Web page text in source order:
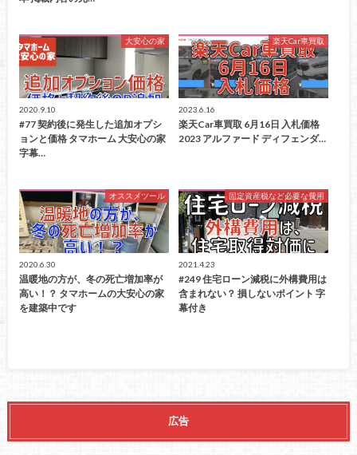
大安心の家
2020.9.10
#77 契約後に発生した追加オプシ
ョンと価格 タマホーム 大安心の家
字幕…
楽天Car車買取
2023.6.16
楽天Car車買取 6月16日 入札価格
2023 アルファード ディフェンダ…
オススメツール
2020.6.30
温暖地の方が、冬の死亡増加率が
高い！？ タマホームの大安心の家
を建築中です
固定資産税など必要な費用
2021.4.23
#249 住宅ローン減税に外構費用は
含まれない？ 損しないポイント 字
幕付き
広告